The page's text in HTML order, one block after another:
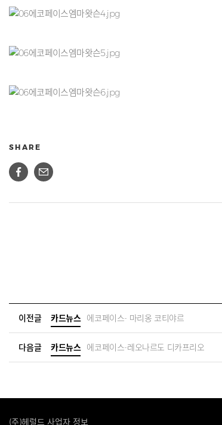
SHARE
이전글 카드뉴스 에코페이스- 마리옹 코티야르
다음글 카드뉴스 에코페이스-레오나르도 디카프리오
(주)헤럴드 사업자 정보